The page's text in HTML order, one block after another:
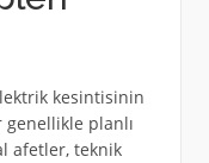
kesintisinin
planlı
afetler, teknik